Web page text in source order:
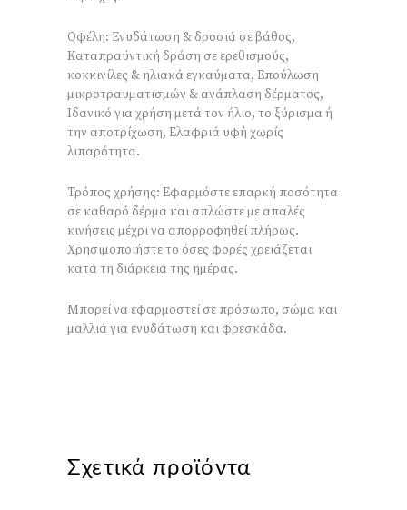
Οφέλη: Ενυδάτωση & δροσιά σε βάθος,
Καταπραϋντική δράση σε ερεθισμούς,
κοκκινίλες & ηλιακά εγκαύματα, Επούλωση
μικροτραυματισμών & ανάπλαση δέρματος,
Ιδανικό για χρήση μετά τον ήλιο, το ξύρισμα ή
την αποτρίχωση, Ελαφριά υφή χωρίς
λιπαρότητα.
Τρόπος χρήσης: Εφαρμόστε επαρκή ποσότητα
σε καθαρό δέρμα και απλώστε με απαλές
κινήσεις μέχρι να απορροφηθεί πλήρως.
Χρησιμοποιήστε το όσες φορές χρειάζεται
κατά τη διάρκεια της ημέρας.
Μπορεί να εφαρμοστεί σε πρόσωπο, σώμα και
μαλλιά για ενυδάτωση και φρεσκάδα.
Σχετικά προϊόντα